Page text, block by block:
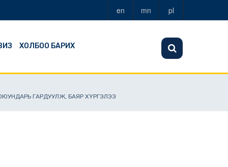
en mn pl
ХОЛБОО БАРИХ
ГАРДУУЛЖ, БАЯР ХҮРГЭЛЭЭ